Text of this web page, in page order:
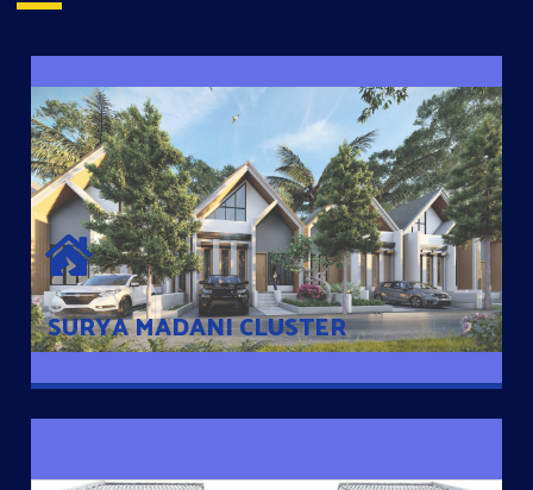
SURYA MADANI CLUSTER
SURYA MADANI CLUSTER
Desain Modern Minimalis dengan Konsep Rumah Pintar
Sehingga Memudahkan Penghuni mengakses rumahnya
dengan Ponsel